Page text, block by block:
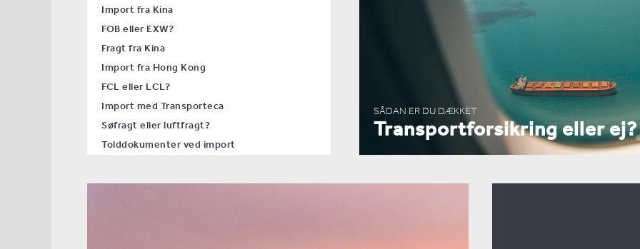
Import fra Kina
FOB eller EXW?
Fragt fra Kina
Import fra Hong Kong
FCL eller LCL?
Import med Transporteca
Søfragt eller luftfragt?
Tolddokumenter ved import
SÅDAN ER DU DÆKKET
Transportforsikring eller ej?